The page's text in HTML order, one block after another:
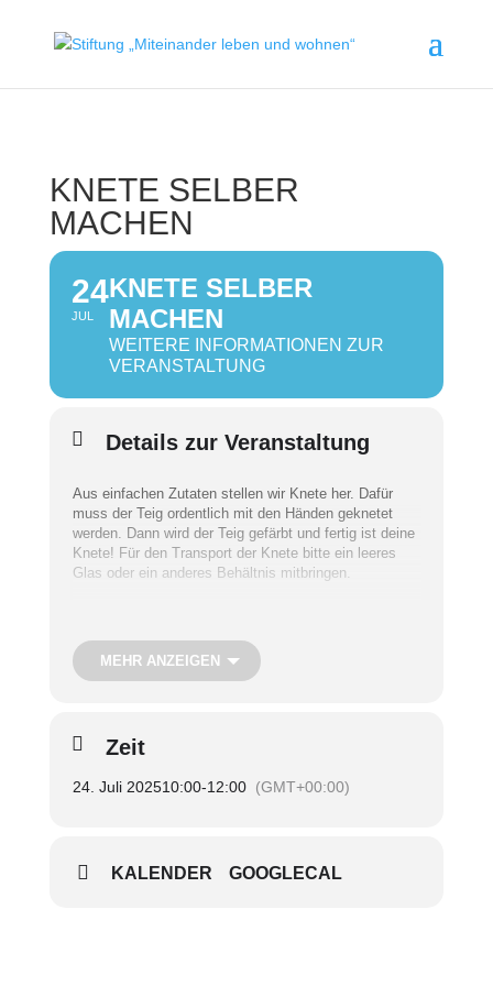
KNETE SELBER
MACHEN
24
JUL
KNETE SELBER
MACHEN
WEITERE INFORMATIONEN ZUR
VERANSTALTUNG
Details zur Veranstaltung
Aus einfachen Zutaten stellen wir Knete her. Dafür
muss der Teig ordentlich mit den Händen geknetet
werden. Dann wird der Teig gefärbt und fertig ist deine
Knete! Für den Transport der Knete bitte ein leeres
Glas oder ein anderes Behältnis mitbringen.
Uhrzeit:10.00 – 12.00 Uhr
Treffpunkt:
Nur mit Anmeldung
MEHR ANZEIGEN
Zeit
24. Juli 202510:00-12:00 (GMT+00:00)
KALENDER GOOGLECAL